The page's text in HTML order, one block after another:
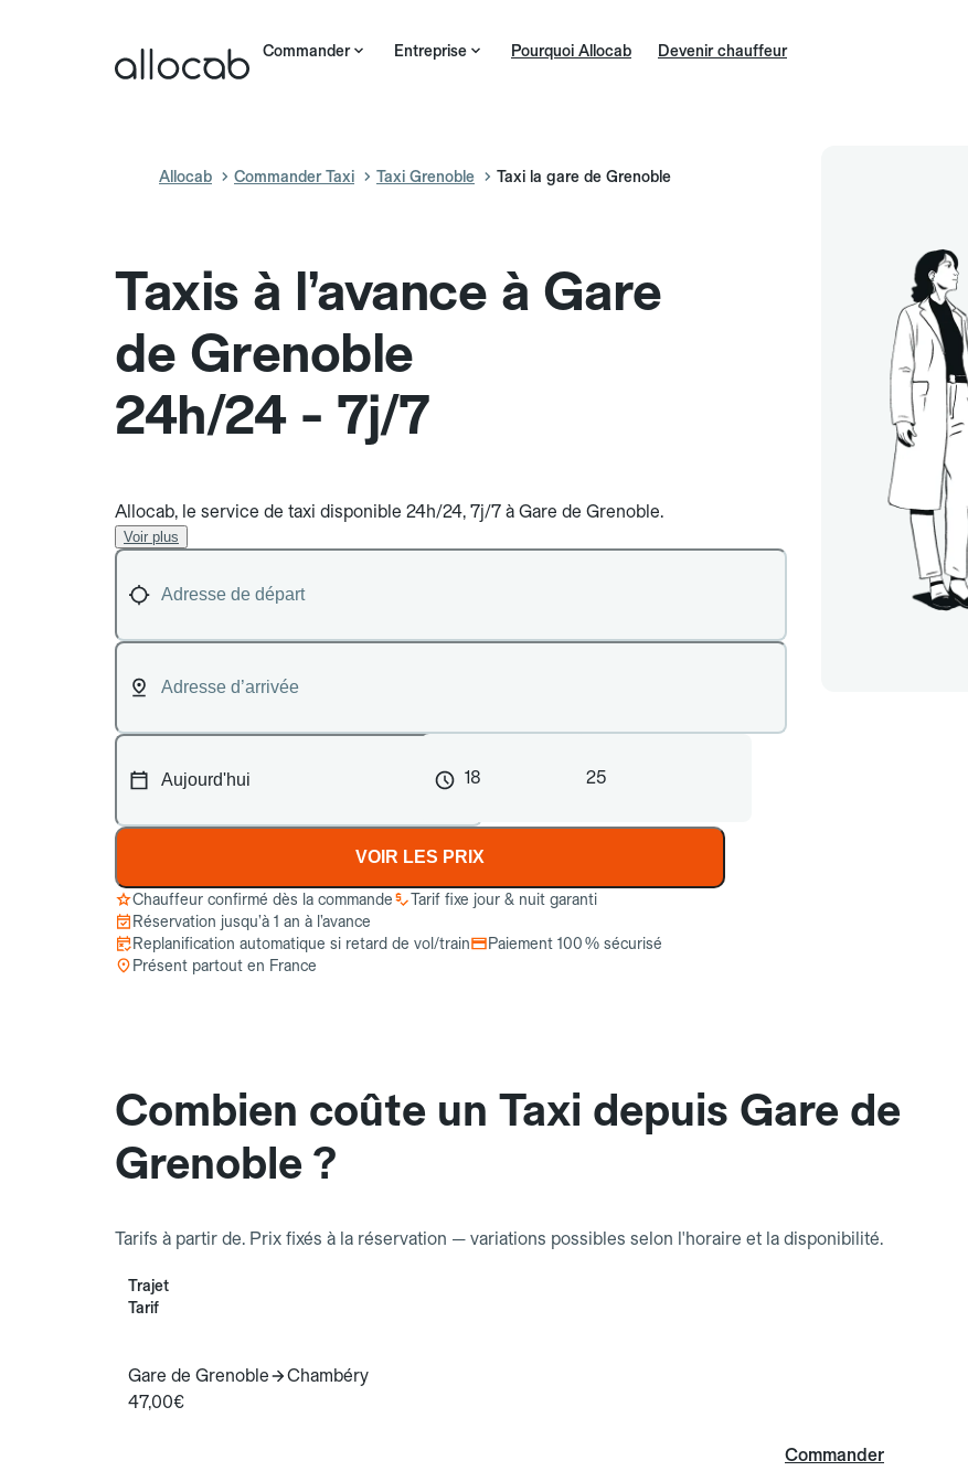
Commander Entreprise Pourquoi Allocab Devenir chauffeur
Allocab Commander Taxi Taxi Grenoble Taxi la gare de Grenoble
Taxis à l’avance à Gare
de Grenoble
24h/24 - 7j/7
Allocab, le service de taxi disponible 24h/24, 7j/7 à Gare de Grenoble.
Voir plus
18 25
VOIR LES PRIX
Chauffeur confirmé dès la commande
Tarif fixe jour & nuit garanti
Réservation jusqu’à 1 an à l’avance
Replanification automatique si retard de vol/train
Paiement 100 % sécurisé
Présent partout en France
Combien coûte un Taxi depuis Gare de
Grenoble ?
Tarifs à partir de. Prix fixés à la réservation — variations possibles selon l'horaire et la disponibilité.
Trajet
Tarif
Gare de Grenoble
Chambéry
47,00€
Commander